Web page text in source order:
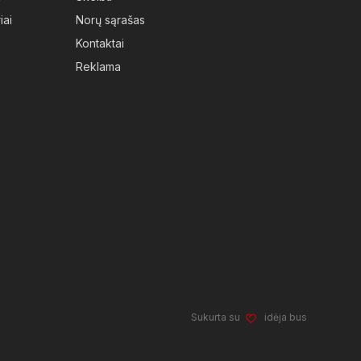
Norų sąrašas
Kontaktai
Reklama
Sukurta su idėja bus